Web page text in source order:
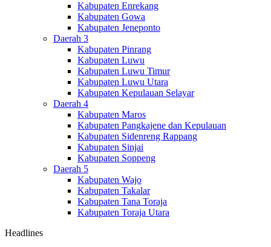
Kabupaten Enrekang
Kabupaten Gowa
Kabupaten Jeneponto
Daerah 3
Kabupaten Pinrang
Kabupaten Luwu
Kabupaten Luwu Timur
Kabupaten Luwu Utara
Kabupaten Kepulauan Selayar
Daerah 4
Kabupaten Maros
Kabupaten Pangkajene dan Kepulauan
Kabupaten Sidenreng Rappang
Kabupaten Sinjai
Kabupaten Soppeng
Daerah 5
Kabupaten Wajo
Kabupaten Takalar
Kabupaten Tana Toraja
Kabupaten Toraja Utara
Headlines